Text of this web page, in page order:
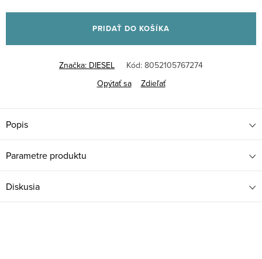
cena:
PRIDAŤ DO KOŠÍKA
Značka: DIESEL Kód: 8052105767274
Opýtať sa
Zdieľať
Popis
Parametre produktu
Diskusia